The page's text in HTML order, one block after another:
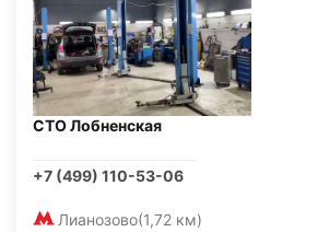
СТО Лобненская
+7 (499) 110-53-06
Лианозово(1,72 км)